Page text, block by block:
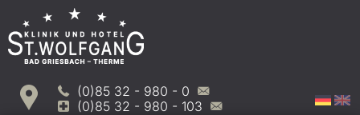
(0)85 32 - 980 - 0
(0)85 32 - 980 - 103